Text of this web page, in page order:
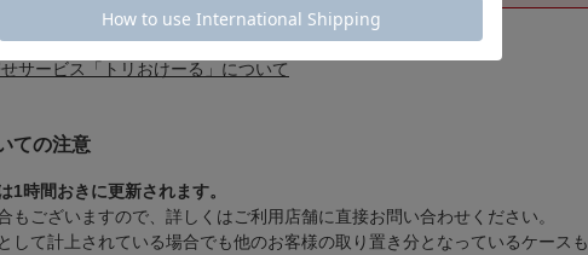
サービス「トリおけーる」について
ての注意
1時間おきに更新されます。
もございますので、詳しくはご利用店舗に直接お問い合わせください。
して計上されている場合でも他のお客様の取り置き分となっているケースも